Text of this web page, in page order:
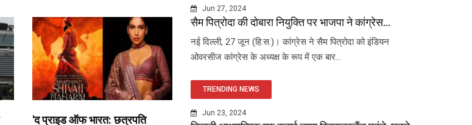
'द प्राइड ऑफ भारत: छत्रपति
Jun 27, 2024
सैम पित्रोदा की दोबारा नियुक्ति पर भाजपा ने कांग्रेस...
नई दिल्ली, 27 जून (हि.स.)। कांग्रेस ने सैम पित्रोदा को इंडियन
ओवरसीज कांग्रेस के अध्यक्ष के रूप में एक बार...
TRENDING NEWS
Jun 23, 2024